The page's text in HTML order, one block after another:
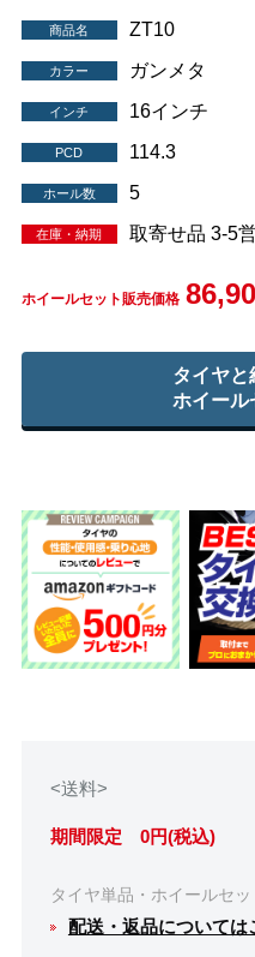
商品名 ZT10
カラー ガンメタ
インチ 16インチ
PCD 114.3
ホール数 5
在庫・納期 取寄せ品 3-5
ホイールセット販売価格
タイヤと
ホイール
<送料>
期間限定 0円(税込)
タイヤ単品・ホイールセ
配送・返品については